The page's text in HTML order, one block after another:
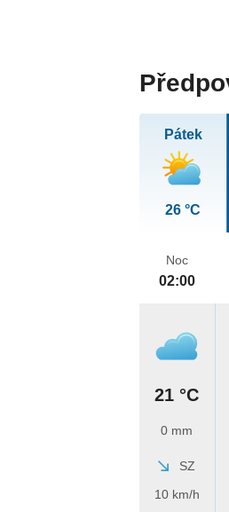
Pátek
26 °C
Noc
02:00
21 °C
0 mm
SZ
10 km/h